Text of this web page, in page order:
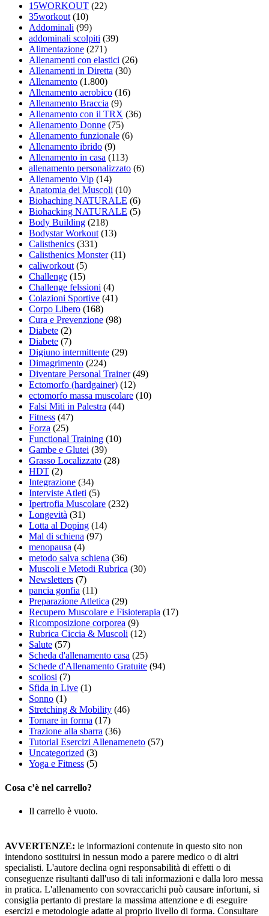
15WORKOUT (22)
35workout(10)
Addominali (99)
addominali scolpiti (39)
Alimentazione (271)
Allenamenti con elastici (26)
Allenamenti in Diretta (30)
Allenamento (1.800)
Allenamento aerobico (16)
Allenamento Braccia (9)
Allenamento con il TRX (36)
Allenamento Donne (75)
Allenamento funzionale (6)
Allenamento ibrido (9)
Allenamento in casa (113)
allenamento personalizzato (6)
Allenamento Vip (14)
Anatomia dei Muscoli (10)
Biohaching NATURALE (6)
Biohacking NATURALE (5)
Body Building (218)
Bodystar Workout(13)
Calisthenics (331)
Calisthenics Monster(11)
caliworkout(5)
Challenge (15)
Challenge felssioni (4)
Colazioni Sportive (41)
Corpo Libero (168)
Cura e Prevenzione (98)
Diabete (2)
Diabete (7)
Digiuno intermittente (29)
Dimagrimento (224)
Diventare Personal Trainer(49)
Ectomorfo (hardgainer) (12)
ectomorfo massa muscolare (10)
Falsi Miti in Palestra (44)
Fitness (47)
Forza (25)
Functional Training (10)
Gambe e Glutei (39)
Grasso Localizzato (28)
HDT (2)
Integrazione (34)
Interviste Atleti (5)
Ipertrofia Muscolare (232)
Longevità (31)
Lotta al Doping (14)
Mal di schiena (97)
menopausa (4)
metodo salva schiena (36)
Muscoli e Metodi Rubrica (30)
Newsletters (7)
pancia gonfia (11)
Preparazione Atletica (29)
Recupero Muscolare e Fisioterapia (17)
Ricomposizione corporea (9)
Rubrica Ciccia & Muscoli (12)
Salute (57)
Scheda d'allenamento casa (25)
Schede d'Allenamento Gratuite (94)
scoliosi (7)
Sfida in Live (1)
Sonno (1)
Stretching & Mobility (46)
Tornare in forma (17)
Trazione alla sbarra (36)
Tutorial Esercizi Allenameneto (57)
Uncategorized (3)
Yoga e Fitness (5)
Cosa c’è nel carrello?
Il carrello è vuoto.
AVVERTENZE: le informazioni contenute in questo sito non
intendono sostituirsi in nessun modo a parere medico o di altri
specialisti. L'autore declina ogni responsabilità di effetti o di
conseguenze risultanti dall'uso di tali informazioni e dalla loro messa
in pratica. L'allenamento con sovraccarichi può causare infortuni, si
consiglia pertanto di prestare la massima attenzione e di eseguire
esercizi e metodologie adatte al proprio livello di forma. Consultare